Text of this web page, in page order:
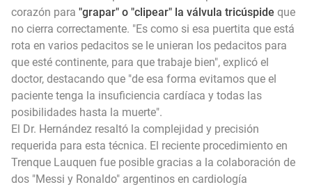
corazón para "grapar" o "clipear" la válvula tricúspide que
no cierra correctamente. "Es como si esa puertita que está
rota en varios pedacitos se le unieran los pedacitos para
que esté continente, para que trabaje bien", explicó el
doctor, destacando que "de esa forma evitamos que el
paciente tenga la insuficiencia cardíaca y todas las
posibilidades hasta la muerte".
El Dr. Hernández resaltó la complejidad y precisión
requerida para esta técnica. El reciente procedimiento en
Trenque Lauquen fue posible gracias a la colaboración de
dos "Messi y Ronaldo" argentinos en cardiología